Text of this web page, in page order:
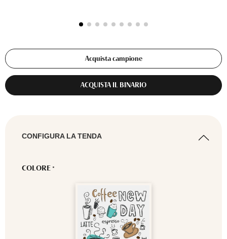
Acquista campione
ACQUISTA IL BINARIO
CONFIGURA LA TENDA
COLORE*